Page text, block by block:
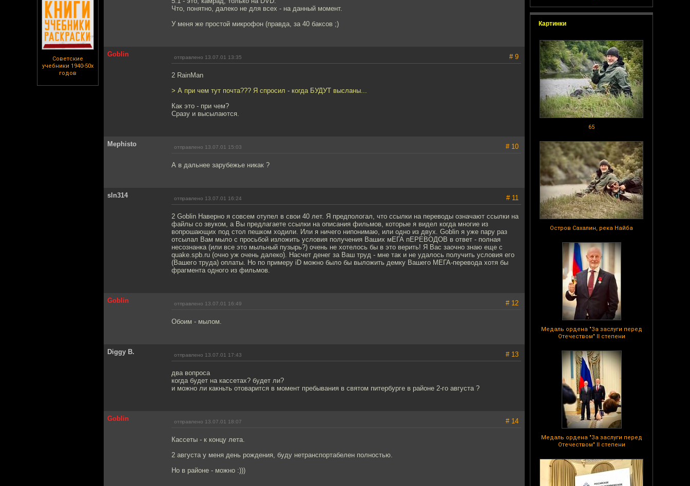
Советские
учебники 1940-50х
годов
Картинки
65
Остров Сахалин, река Найба
Медаль ордена "За заслуги перед
Отечеством" II степени
Медаль ордена "За заслуги перед
Отечеством" II степени
Что, понятно, далеко не для всех - на данный момент.
У меня же простой микрофон (правда, за 40 баксов ;)
Goblin отправлено 13.07.01 13:35 # 9
2 RainMan
> А при чем тут почта??? Я спросил - когда БУДУТ высланы...
Как это - при чем?
Сразу и высылаются.
Mephisto отправлено 13.07.01 15:03 # 10
А в дальнее зарубежье никак ?
sln314 отправлено 13.07.01 16:24 # 11
2 Goblin Наверно я совсем отупел в свои 40 лет. Я предпологал, что ссылки на переводы означают ссылки на
файлы со звуком, а Вы предлагаете ссылки на описания фильмов, которые я видел когда многие из
вопрошающих под стол пешком ходили. Или я ничего нипонимаю, или одно из двух. Goblin я уже пару раз
отсылал Вам мыло с просьбой изложить условия получения Ваших мЕГА пЕРЕВОДОВ в ответ - полная
несознанка (или все это мыльный пузырь?) очень не хотелось бы в это верить! Я Вас заочно знаю еще с
quake.spb.ru (очно уж очень далеко). Насчет денег за Ваш труд - мне так и не удалось получить условия его
(Вашего труда) оплаты. Но по примеру iD можно было бы выложить демку Вашего МЕГА-перевода хотя бы
фрагмента одного из фильмов.
Goblin отправлено 13.07.01 16:49 # 12
Обоим - мылом.
Diggy B. отправлено 13.07.01 17:43 # 13
два вопроса
когда будет на кассетах? будет ли?
и можно ли какньть отоварится в момент пребывания в святом питербурге в районе 2-го августа ?
Goblin отправлено 13.07.01 18:07 # 14
Кассеты - к концу лета.
2 августа у меня день рождения, буду нетранспортабелен полностью.
Но в районе - можно :)))